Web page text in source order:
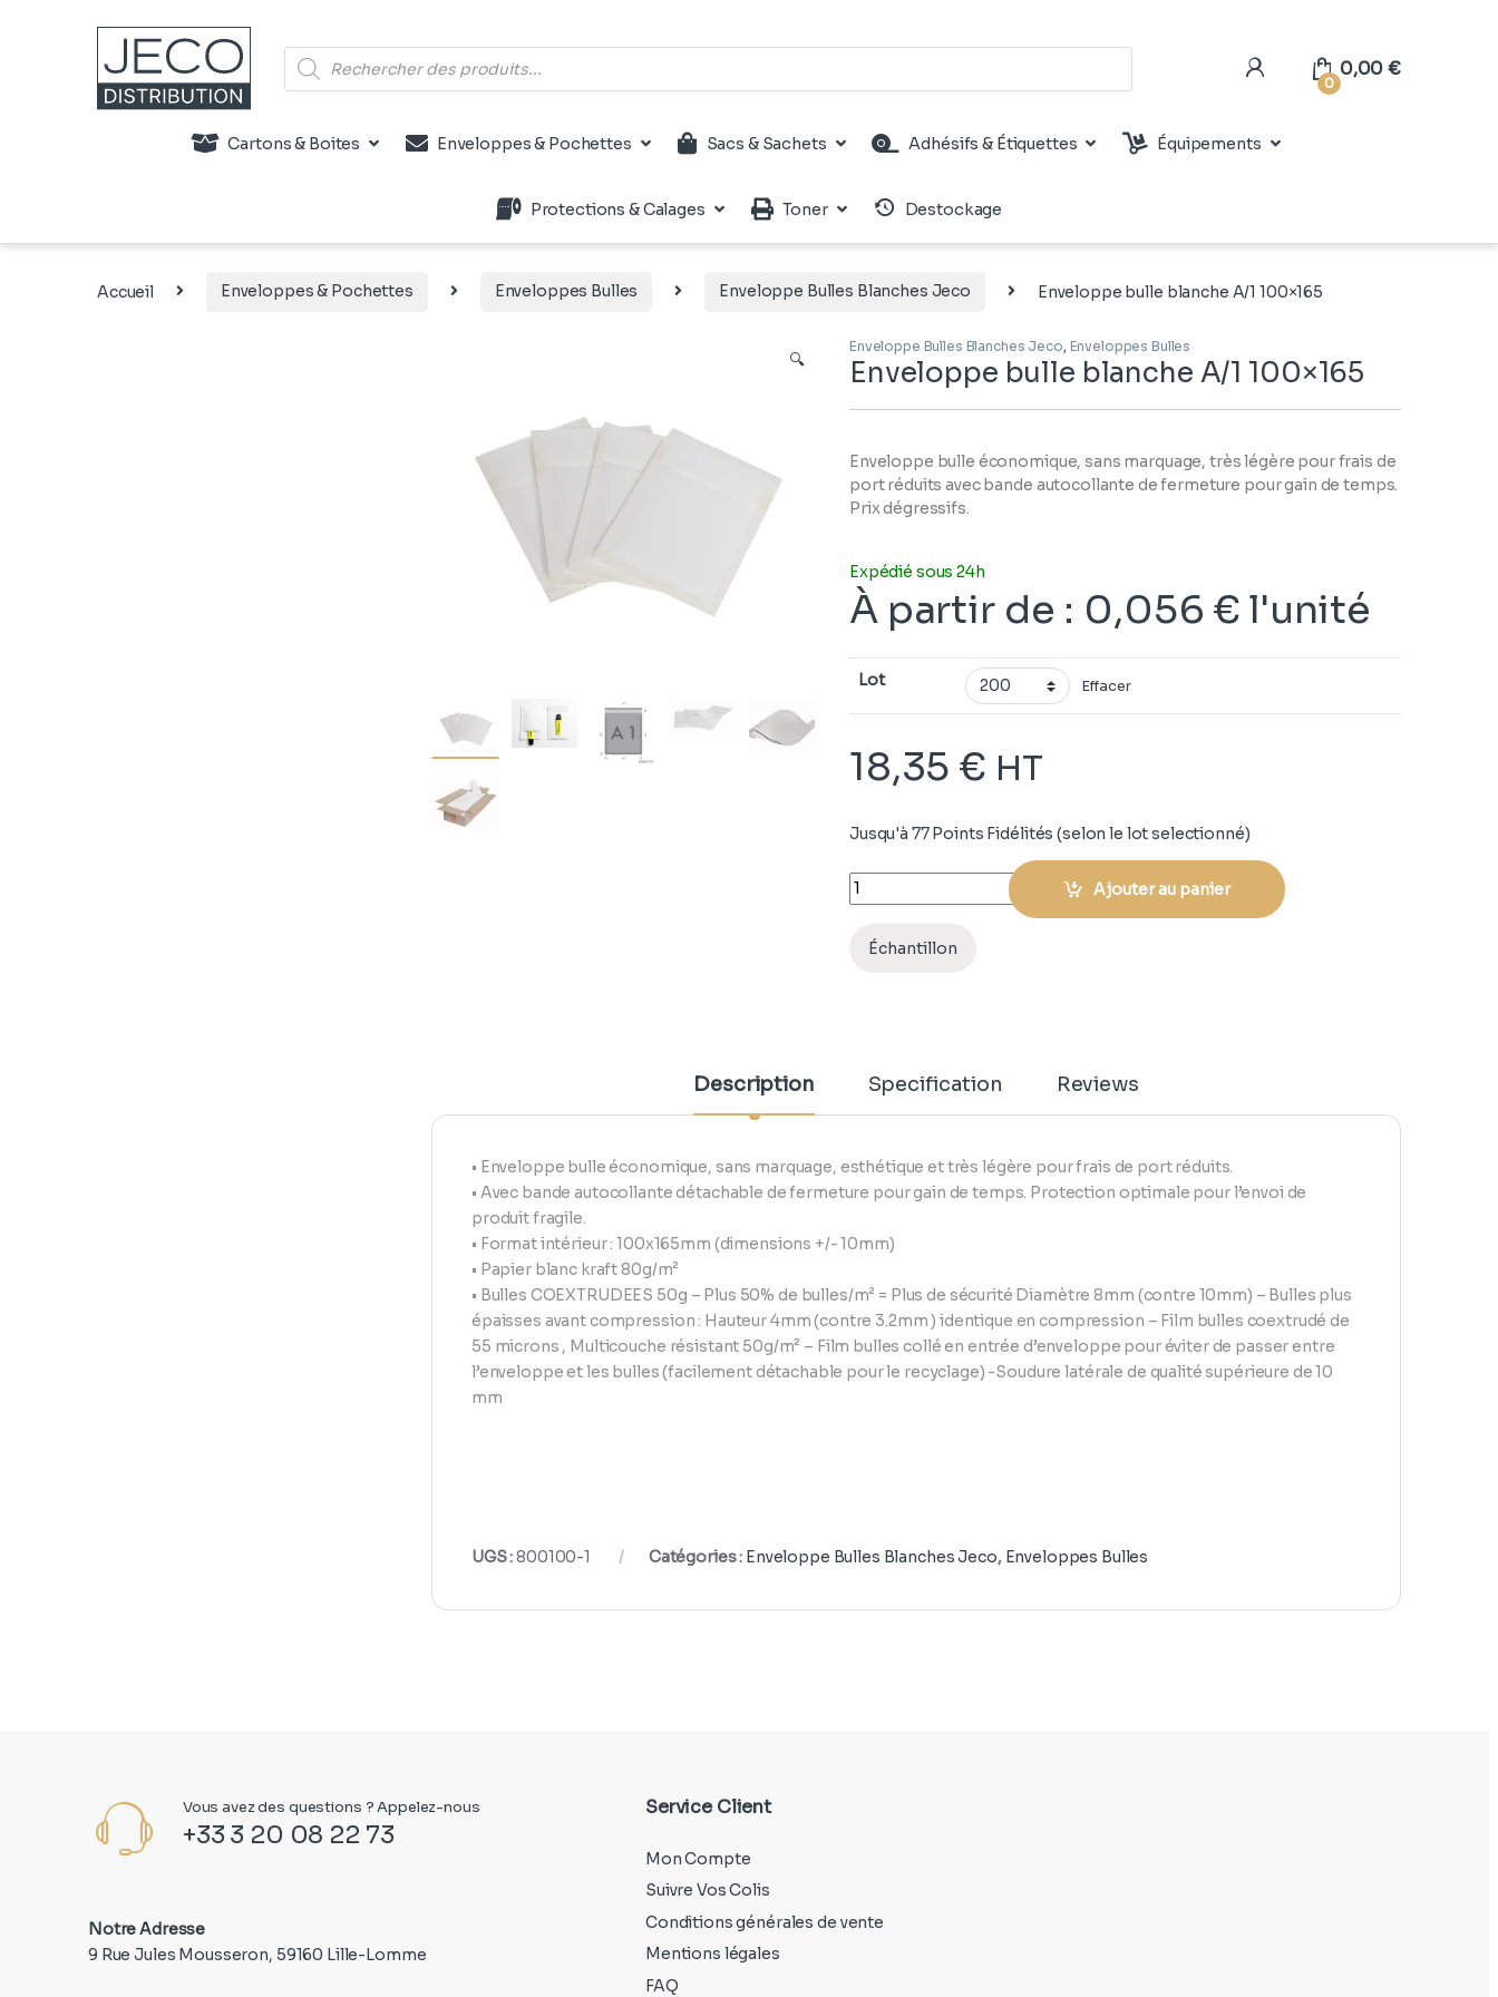
Recherche de produits
0
0,00€
Cartons & Boites Enveloppes & Pochettes Sacs & Sachets Adhésifs & Étiquettes Équipements
Protections & Calages Toner Destockage
Accueil Enveloppes & Pochettes Enveloppes Bulles Enveloppe Bulles Blanches Jeco Enveloppe bulle blanche A/1 100×165
🔍
Enveloppe Bulles Blanches Jeco, Enveloppes Bulles
Enveloppe bulle blanche A/1 100×165
Enveloppe bulle économique, sans marquage, très légère pour frais de
port réduits avec bande autocollante de fermeture pour gain de temps.
Prix dégressifs.
Expédié sous 24h
À partir de : 0,056 € l'unité
Lot Effacer
18,35 € HT
Jusqu'à 77 Points Fidélités (selon le lot selectionné)
Quantity Ajouter au panier
Échantillon
Description Specification Reviews
• Enveloppe bulle économique, sans marquage, esthétique et très légère pour frais de port réduits.
• Avec bande autocollante détachable de fermeture pour gain de temps. Protection optimale pour l’envoi de
produit fragile.
• Format intérieur : 100x165mm (dimensions +/- 10mm)
• Papier blanc kraft 80g/m²
• Bulles COEXTRUDEES 50g – Plus 50% de bulles/m² = Plus de sécurité Diamètre 8mm (contre 10mm) – Bulles plus
épaisses avant compression : Hauteur 4mm (contre 3.2mm ) identique en compression – Film bulles coextrudé de
55 microns , Multicouche résistant 50g/m² – Film bulles collé en entrée d’enveloppe pour éviter de passer entre
l’enveloppe et les bulles (facilement détachable pour le recyclage) -Soudure latérale de qualité supérieure de 10
mm
UGS :800100-1 Catégories : Enveloppe Bulles Blanches Jeco, Enveloppes Bulles
Vous avez des questions ? Appelez-nous
+33 3 20 08 22 73
Notre Adresse
9 Rue Jules Mousseron, 59160 Lille-Lomme
Service Client
Mon Compte
Suivre Vos Colis
Conditions générales de vente
Mentions légales
FAQ